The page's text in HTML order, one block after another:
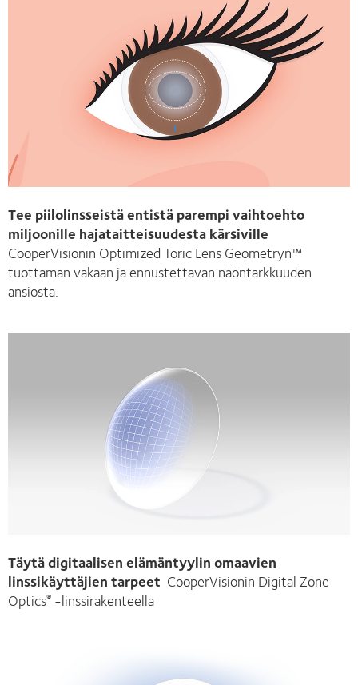
Tee piilolinsseistä entistä parempi vaihtoehto
miljoonille hajataitteisuudesta kärsiville
CooperVisionin Optimized Toric Lens Geometryn™
tuottaman vakaan ja ennustettavan näöntarkkuuden
ansiosta.
Täytä digitaalisen elämäntyylin omaavien
linssikäyttäjien tarpeet CooperVisionin Digital Zone
Optics® -linssirakenteella